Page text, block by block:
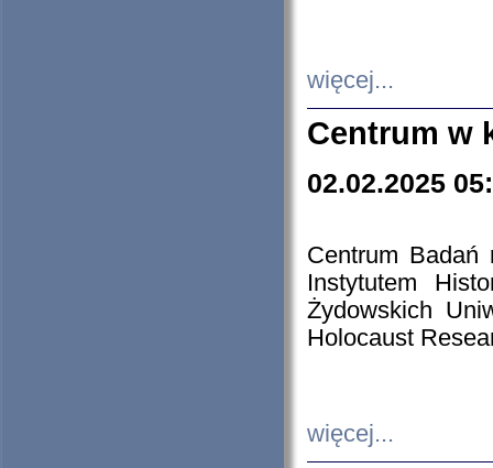
więcej...
Centrum w
02.02.2025
Centrum Badań
Instytutem
Żydowskich
Holocaust
więcej...